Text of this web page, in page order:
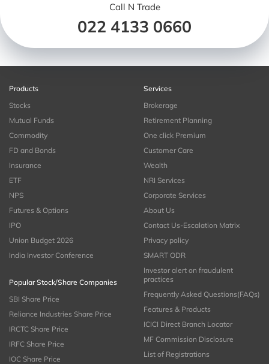
Call N Trade
022 4133 0660
Products
Stocks
Mutual Funds
Commodity
FD and Bonds
Insurance
ETF
NPS
Futures & Options
IPO
Union Budget 2026
India Investor Conference
Popular Stock/Share Companies
SBI Share Price
Reliance Industries Share Price
IRCTC Share Price
IRFC Share Price
IOC Share Price
Services
Brokerage
Retirement Planning
One click Premium
Customer Care
Wealth
NRI Services
Corporate Services
About Us
Contact Us-Escalation Matrix
Privacy policy
SMART ODR
Investor alert on fraudulent
practices
Frequently Asked Questions(FAQs)
Features & Products
ICICI Direct Branch Locator
MF Commission Disclosure
List of Registrations